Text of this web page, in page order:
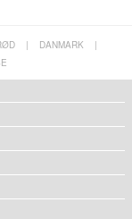
| DANMARK
|